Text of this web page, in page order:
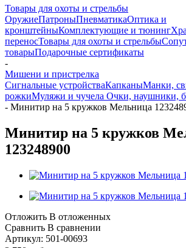
Товары для охоты и стрельбы
ОружиеПатроныПневматикаОптика и
кронштейныКомплектующие и тюнинг
переносТовары для охоты и стрельбы
товарыПодарочные сертификаты
-
Мишени и пристрелка
Сигнальные устройстваКапканыМанки,
рожкиМуляжи и чучела Очки, наушники,
- Минитир на 5 кружков Мельница
Минитир на 5 кружков
123248900
Отложить В отложенных
Сравнить В сравнении
Артикул: 501-00693